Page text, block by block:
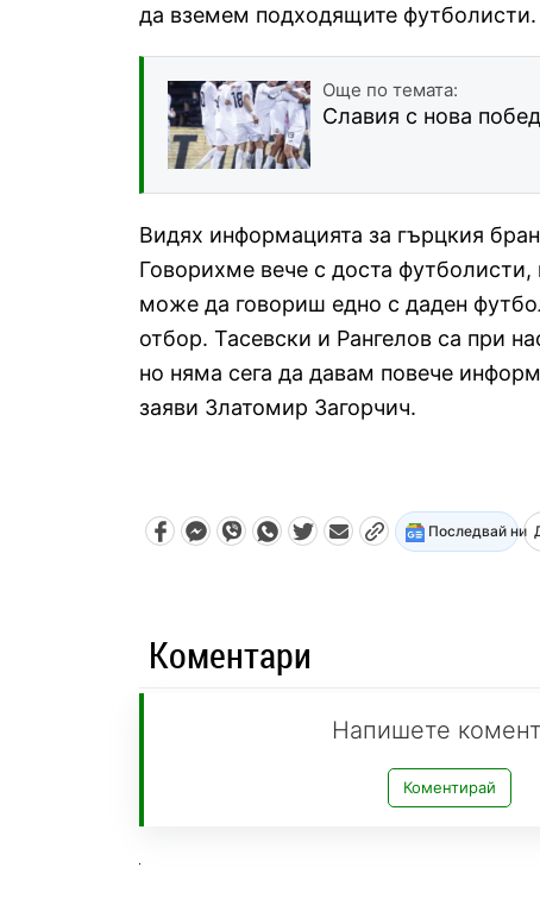
да вземем подходящите футболисти.
Още по темата:
Славия с нова
Видях информацията за гърцкия
Говорихме вече с доста
може да говориш едно с даден
отбор. Тасевски и Рангелов са при
но няма сега да давам повече
заяви Златомир Загорчич.
Последвай ни
Коментари
Напишете
Коментирай